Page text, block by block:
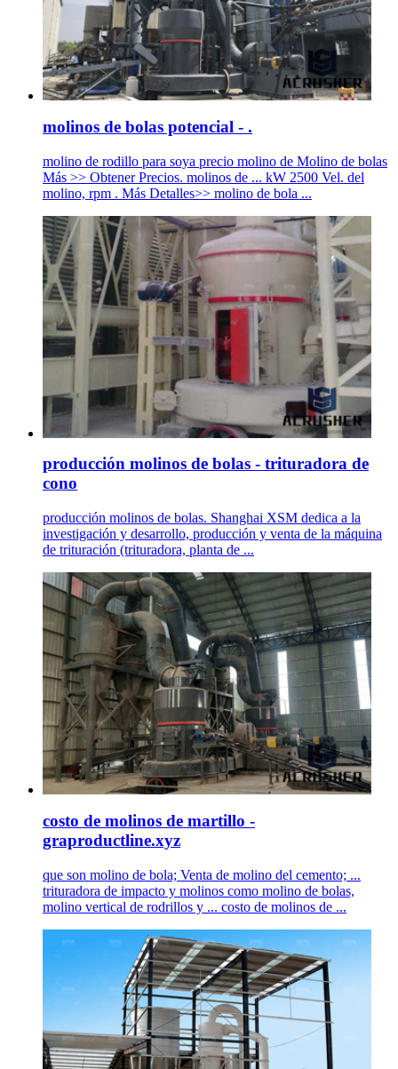
molinos de bolas potencial - .
molino de rodillo para soya precio molino de Molino de bolas
Más >> Obtener Precios. molinos de ... kW 2500 Vel. del
molino, rpm . Más Detalles>> molino de bola ...
producción molinos de bolas - trituradora de
cono
producción molinos de bolas. Shanghai XSM dedica a la
investigación y desarrollo, producción y venta de la máquina
de trituración (trituradora, planta de ...
costo de molinos de martillo -
graproductline.xyz
que son molino de bola; Venta de molino del cemento; ...
trituradora de impacto y molinos como molino de bolas,
molino vertical de rodrillos y ... costo de molinos de ...